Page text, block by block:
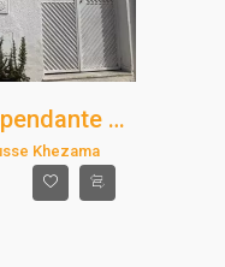
À vendre – Villa indépendante à Khzema
Khezama